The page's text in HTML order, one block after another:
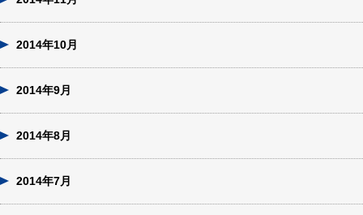
2014年10月
2014年9月
2014年8月
2014年7月